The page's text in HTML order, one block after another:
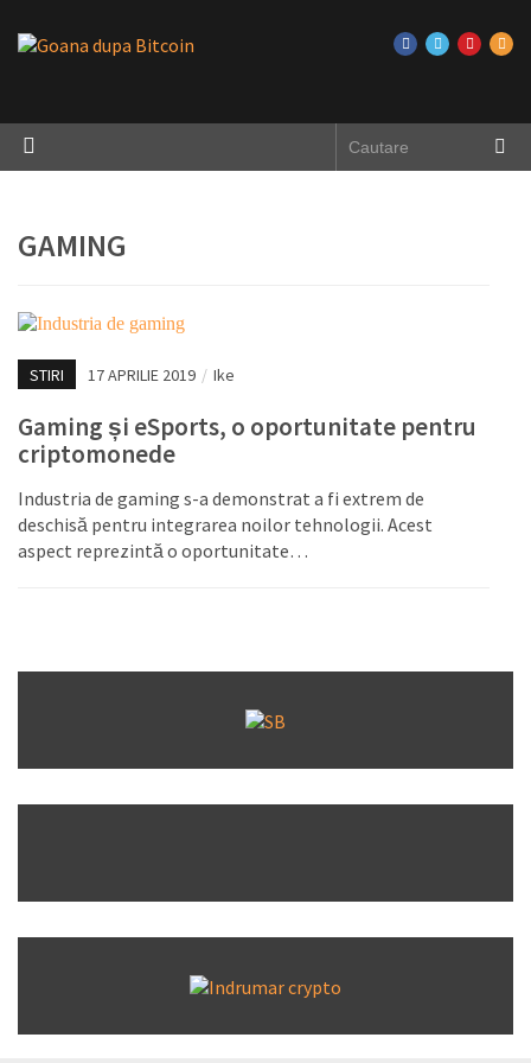
GAMING
STIRI 17 APRILIE 2019 / Ike
Gaming și eSports, o oportunitate pentru
criptomonede
Industria de gaming s-a demonstrat a fi extrem de
deschisă pentru integrarea noilor tehnologii. Acest
aspect reprezintă o oportunitate…